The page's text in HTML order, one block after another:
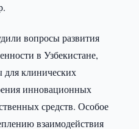
вопросы развития
в Узбекистане,
для клинических
инновационных
средств. Особое
взаимодействия